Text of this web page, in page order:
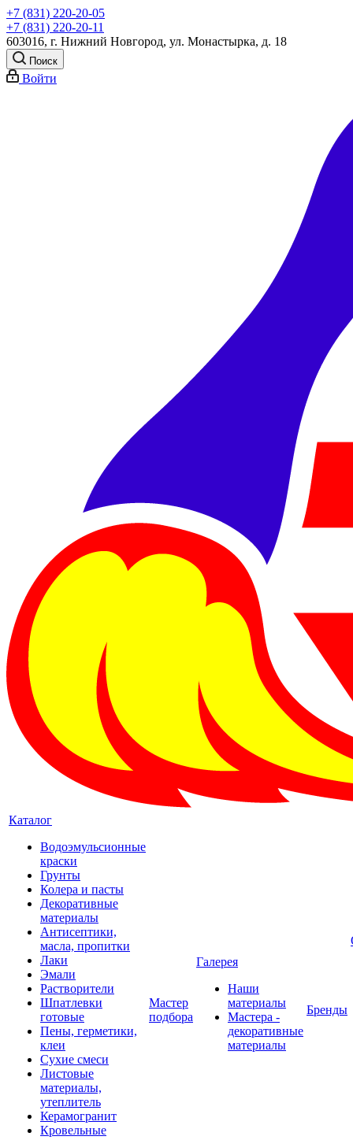
+7 (831) 220-20-05
+7 (831) 220-20-11
603016, г. Нижний Новгород, ул. Монастырка, д. 18
Поиск
Войти
Каталог
Водоэмульсионные
краски
Грунты
Колера и пасты
Декоративные
материалы
Антисептики,
масла, пропитки
Лаки
Эмали
Растворители
Шпатлевки
готовые
Пены, герметики,
клеи
Сухие смеси
Листовые
материалы,
утеплитель
Керамогранит
Кровельные
Мастер
подбора
Галерея
Наши
материалы
Мастера -
декоративные
материалы
Бренды